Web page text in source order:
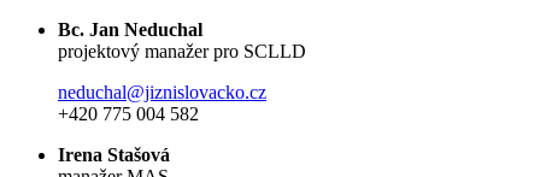
Bc. Jan Neduchal
projektový manažer pro SCLLD
neduchal@jiznislovacko.cz
+420 775 004 582
Irena Stašová